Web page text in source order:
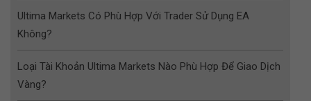
Ultima Markets Có Phù Hợp Với Trader Sử Dụng EA
Không?
Loại Tài Khoản Ultima Markets Nào Phù Hợp Để Giao Dịch
Vàng?